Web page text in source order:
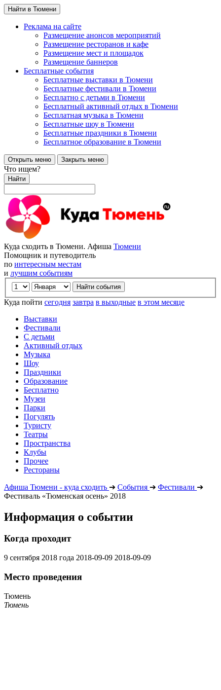
Найти в Тюмени
Реклама на сайте
Размещение анонсов мероприятий
Размещение ресторанов и кафе
Размещение мест и площадок
Размещение баннеров
Бесплатные события
Бесплатные выставки в Тюмени
Бесплатные фестивали в Тюмени
Бесплатно с детьми в Тюмени
Бесплатный активный отдых в Тюмени
Бесплатная музыка в Тюмени
Бесплатные шоу в Тюмени
Бесплатные праздники в Тюмени
Бесплатное образование в Тюмени
Открыть меню Закрыть меню
Что ищем?
Найти
Куда сходить в Тюмени. Афиша Тюмени
Помощник и путеводитель
по интересным местам
и лучшим событиям
Куда пойти сегодня завтра в выходные в этом месяце
Выставки
Фестивали
С детьми
Активный отдых
Музыка
Шоу
Праздники
Образование
Бесплатно
Музеи
Парки
Погулять
Туристу
Театры
Пространства
Клубы
Прочее
Рестораны
Афиша Тюмени - куда сходить ➔ События ➔ Фестивали ➔
Фестиваль «Тюменская осень» 2018
Информация о событии
Когда проходит
9 сентября 2018 года 2018-09-09 2018-09-09
Место проведения
Тюмень
Тюмень